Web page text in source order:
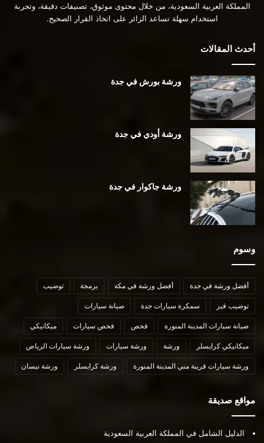
المملكة العربية السعودية، من خلال محتوى موثوق، تصنيفات دقيقة، وتجربة
استخدام سهلة تساعد الزائر على اتخاذ القرار الصحيح.
أحدث المقالات
ورشة بورش في جدة
ورشة أودي في جدة
ورشة جاكوار في جدة
وسوم
أفضل ورشة في جدة أفضل ورشة في مكة برمجة توضيب
توضيب قير سمكرة سيارات جدة صيانة سيارات
صيانة سيارات المدينة المنورة فحص فحص سيارات ميكانيكي
ميكانيكي كرايسلر ورشة ورشة سيارات ورشة سيارات الرياض
ورشة سيارات قريبة مني المدينة المنورة ورشة كرايسلر ورشة نيسان
مواقع صديقة
الدليل الشامل في المملكة العربية السعودية